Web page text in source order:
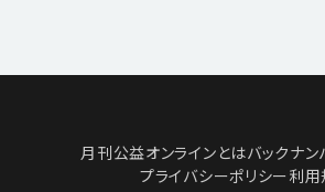
月刊公益オンラインとはバックナン
プライバシーポリシー利